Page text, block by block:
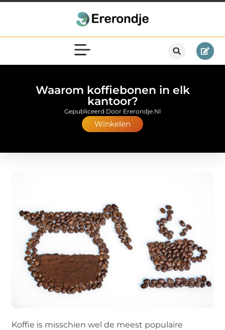
Waarom koffiebonen in elk
kantoor?
Winkelen
Gepubliceerd Door Ererondje.nl
Koffie is misschien wel de meest populaire